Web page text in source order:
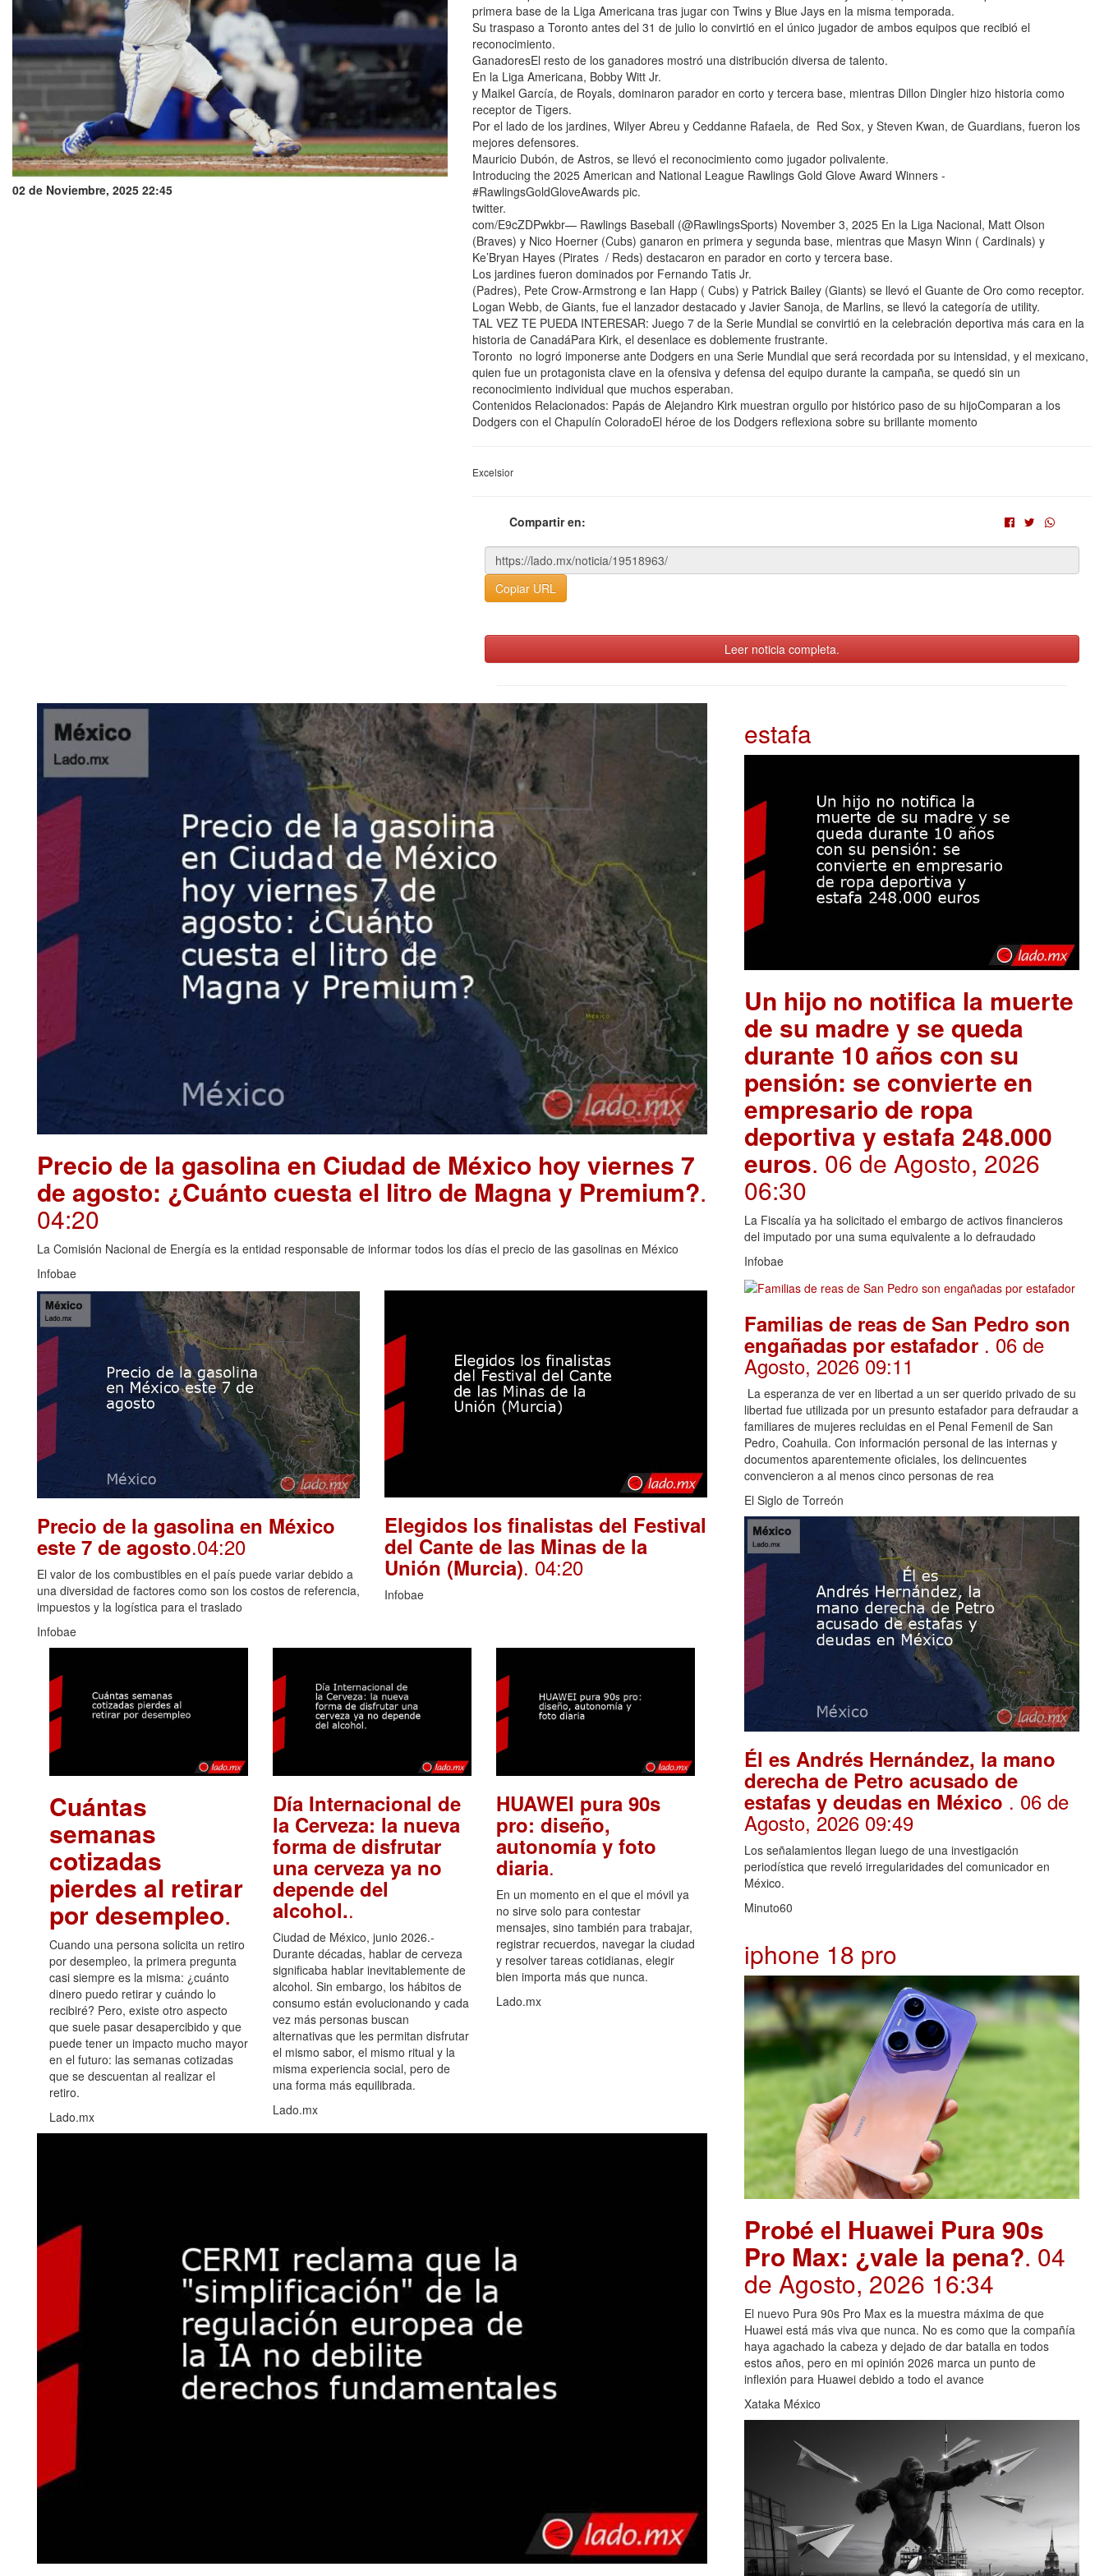
02 de Noviembre, 2025 22:45
primera base de la Liga Americana tras jugar con Twins y Blue Jays en la misma temporada.
Su traspaso a Toronto antes del 31 de julio lo convirtió en el único jugador de ambos equipos que recibió el
reconocimiento.
GanadoresEl resto de los ganadores mostró una distribución diversa de talento.
En la Liga Americana, Bobby Witt Jr.
y Maikel García, de Royals, dominaron parador en corto y tercera base, mientras Dillon Dingler hizo historia como
receptor de Tigers.
Por el lado de los jardines, Wilyer Abreu y Ceddanne Rafaela, de Red Sox, y Steven Kwan, de Guardians, fueron los
mejores defensores.
Mauricio Dubón, de Astros, se llevó el reconocimiento como jugador polivalente.
Introducing the 2025 American and National League Rawlings Gold Glove Award Winners -
#RawlingsGoldGloveAwards pic.
twitter.
com/E9cZDPwkbr— Rawlings Baseball (@RawlingsSports) November 3, 2025 En la Liga Nacional, Matt Olson
(Braves) y Nico Hoerner (Cubs) ganaron en primera y segunda base, mientras que Masyn Winn ( Cardinals) y
Ke’Bryan Hayes (Pirates / Reds) destacaron en parador en corto y tercera base.
Los jardines fueron dominados por Fernando Tatis Jr.
(Padres), Pete Crow-Armstrong e Ian Happ ( Cubs) y Patrick Bailey (Giants) se llevó el Guante de Oro como receptor.
Logan Webb, de Giants, fue el lanzador destacado y Javier Sanoja, de Marlins, se llevó la categoría de utility.
TAL VEZ TE PUEDA INTERESAR: Juego 7 de la Serie Mundial se convirtió en la celebración deportiva más cara en la
historia de CanadáPara Kirk, el desenlace es doblemente frustrante.
Toronto no logró imponerse ante Dodgers en una Serie Mundial que será recordada por su intensidad, y el mexicano,
quien fue un protagonista clave en la ofensiva y defensa del equipo durante la campaña, se quedó sin un
reconocimiento individual que muchos esperaban.
Contenidos Relacionados: Papás de Alejandro Kirk muestran orgullo por histórico paso de su hijoComparan a los
Dodgers con el Chapulín ColoradoEl héroe de los Dodgers reflexiona sobre su brillante momento
Excelsior
Compartir en:
Copiar URL
Leer noticia completa.
Precio de la gasolina en Ciudad de México hoy viernes 7
de agosto: ¿Cuánto cuesta el litro de Magna y Premium?.
04:20
La Comisión Nacional de Energía es la entidad responsable de informar todos los días el precio de las gasolinas en México
Infobae
Precio de la gasolina en México
este 7 de agosto.04:20
El valor de los combustibles en el país puede variar debido a
una diversidad de factores como son los costos de referencia,
impuestos y la logística para el traslado
Infobae
Elegidos los finalistas del Festival
del Cante de las Minas de la
Unión (Murcia). 04:20
Infobae
Cuántas
semanas
cotizadas
pierdes al retirar
por desempleo.
Cuando una persona solicita un retiro
por desempleo, la primera pregunta
casi siempre es la misma: ¿cuánto
dinero puedo retirar y cuándo lo
recibiré? Pero, existe otro aspecto
que suele pasar desapercibido y que
puede tener un impacto mucho mayor
en el futuro: las semanas cotizadas
que se descuentan al realizar el
retiro.
Lado.mx
Día Internacional de
la Cerveza: la nueva
forma de disfrutar
una cerveza ya no
depende del
alcohol..
Ciudad de México, junio 2026.-
Durante décadas, hablar de cerveza
significaba hablar inevitablemente de
alcohol. Sin embargo, los hábitos de
consumo están evolucionando y cada
vez más personas buscan
alternativas que les permitan disfrutar
el mismo sabor, el mismo ritual y la
misma experiencia social, pero de
una forma más equilibrada.
Lado.mx
HUAWEI pura 90s
pro: diseño,
autonomía y foto
diaria.
En un momento en el que el móvil ya
no sirve solo para contestar
mensajes, sino también para trabajar,
registrar recuerdos, navegar la ciudad
y resolver tareas cotidianas, elegir
bien importa más que nunca.
Lado.mx
estafa
Un hijo no notifica la muerte
de su madre y se queda
durante 10 años con su
pensión: se convierte en
empresario de ropa
deportiva y estafa 248.000
euros. 06 de Agosto, 2026
06:30
La Fiscalía ya ha solicitado el embargo de activos financieros
del imputado por una suma equivalente a lo defraudado
Infobae
Familias de reas de San Pedro son
engañadas por estafador . 06 de
Agosto, 2026 09:11
La esperanza de ver en libertad a un ser querido privado de su
libertad fue utilizada por un presunto estafador para defraudar a
familiares de mujeres recluidas en el Penal Femenil de San
Pedro, Coahuila. Con información personal de las internas y
documentos aparentemente oficiales, los delincuentes
convencieron a al menos cinco personas de rea
El Siglo de Torreón
Él es Andrés Hernández, la mano
derecha de Petro acusado de
estafas y deudas en México . 06 de
Agosto, 2026 09:49
Los señalamientos llegan luego de una investigación
periodística que reveló irregularidades del comunicador en
México.
Minuto60
iphone 18 pro
Probé el Huawei Pura 90s
Pro Max: ¿vale la pena?. 04
de Agosto, 2026 16:34
El nuevo Pura 90s Pro Max es la muestra máxima de que
Huawei está más viva que nunca. No es como que la compañía
haya agachado la cabeza y dejado de dar batalla en todos
estos años, pero en mi opinión 2026 marca un punto de
inflexión para Huawei debido a todo el avance
Xataka México